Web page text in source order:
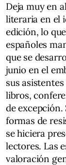
Deja muy en
literaria en el
edición, lo
españoles
que se
junio en el
sus
libros,
de excepción.
formas de
se hiciera
lectores. Las
valoración